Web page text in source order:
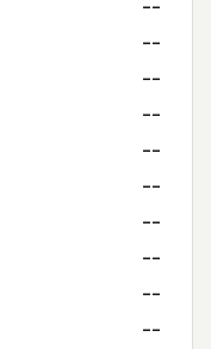
--
--
--
--
--
--
--
--
--
--